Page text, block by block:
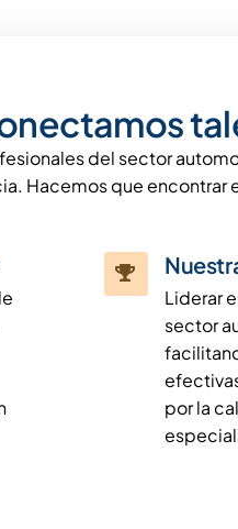
del sector
Hacemos que encontrar
Liderar
sector
por la